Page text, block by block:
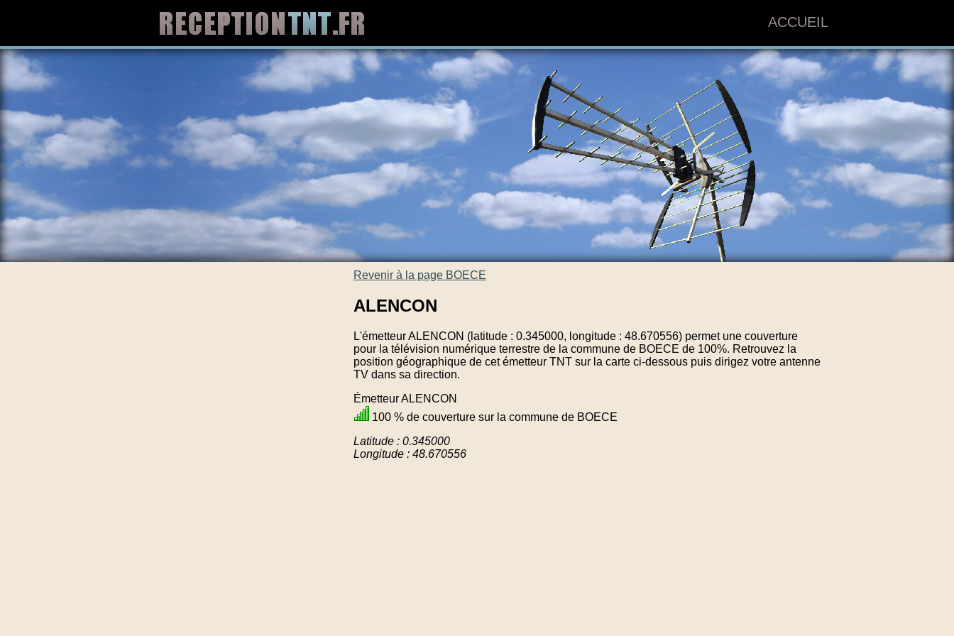
ACCUEIL
Revenir à la page BOECE
ALENCON
L'émetteur ALENCON (latitude : 0.345000, longitude : 48.670556) permet une couverture
pour la télévision numérique terrestre de la commune de BOECE de 100%. Retrouvez la
position géographique de cet émetteur TNT sur la carte ci-dessous puis dirigez votre antenne
TV dans sa direction.
Émetteur ALENCON
100 % de couverture sur la commune de BOECE
Latitude : 0.345000
Longitude : 48.670556